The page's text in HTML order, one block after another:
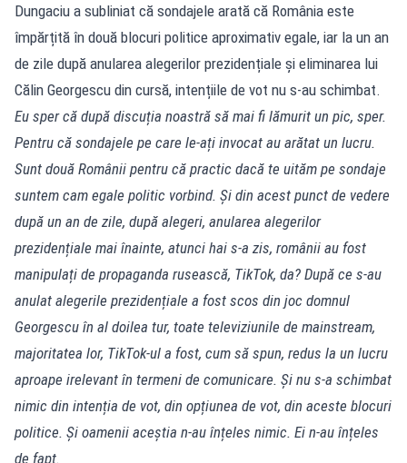
Dungaciu a subliniat că sondajele arată că România este
împărțită în două blocuri politice aproximativ egale, iar la un an
de zile după anularea alegerilor prezidențiale și eliminarea lui
Călin Georgescu din cursă, intențiile de vot nu s-au schimbat.
Eu sper că după discuția noastră să mai fi lămurit un pic, sper.
Pentru că sondajele pe care le-ați invocat au arătat un lucru.
Sunt două Românii pentru că practic dacă te uităm pe sondaje
suntem cam egale politic vorbind. Și din acest punct de vedere
după un an de zile, după alegeri, anularea alegerilor
prezidențiale mai înainte, atunci hai s-a zis, românii au fost
manipulați de propaganda rusească, TikTok, da? După ce s-au
anulat alegerile prezidențiale a fost scos din joc domnul
Georgescu în al doilea tur, toate televiziunile de mainstream,
majoritatea lor, TikTok-ul a fost, cum să spun, redus la un lucru
aproape irelevant în termeni de comunicare. Și nu s-a schimbat
nimic din intenția de vot, din opțiunea de vot, din aceste blocuri
politice. Și oamenii aceștia n-au înțeles nimic. Ei n-au înțeles
de fapt.